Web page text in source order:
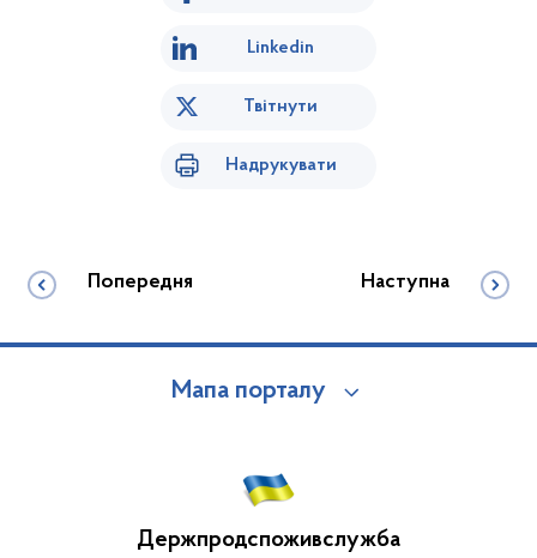
Linkedin
Твітнути
Надрукувати
Попередня Наступна
Мапа порталу
Держпродспоживслужба